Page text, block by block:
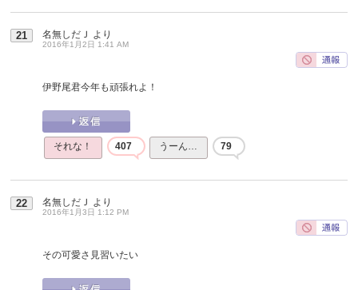
21 名無しだＪ より
2016年1月2日 1:41 AM
伊野尾君今年も頑張れよ！
それな！ 407 うーん… 79
22 名無しだＪ より
2016年1月3日 1:12 PM
その可愛さ見習いたい